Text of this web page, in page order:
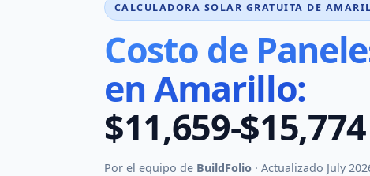
CALCULADORA SOLAR GRATUITA DE
Costo de
en Amarillo:
$11,659-
Por el equipo de BuildFolio · Actualizado July